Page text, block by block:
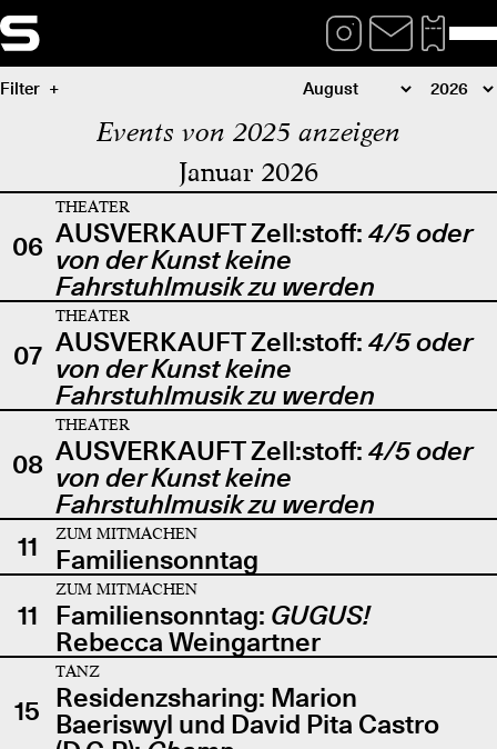
Filter
Events von 2025 anzeigen
Januar 2026
06
THEATER
AUSVERKAUFT Zell:stoff: 4/5 oder
von der Kunst keine
Fahrstuhlmusik zu werden
07
THEATER
AUSVERKAUFT Zell:stoff: 4/5 oder
von der Kunst keine
Fahrstuhlmusik zu werden
08
THEATER
AUSVERKAUFT Zell:stoff: 4/5 oder
von der Kunst keine
Fahrstuhlmusik zu werden
11
ZUM MITMACHEN
Familiensonntag
11
ZUM MITMACHEN
Familiensonntag: GUGUS!
Rebecca Weingartner
15
TANZ
Residenzsharing: Marion
Baeriswyl und David Pita Castro